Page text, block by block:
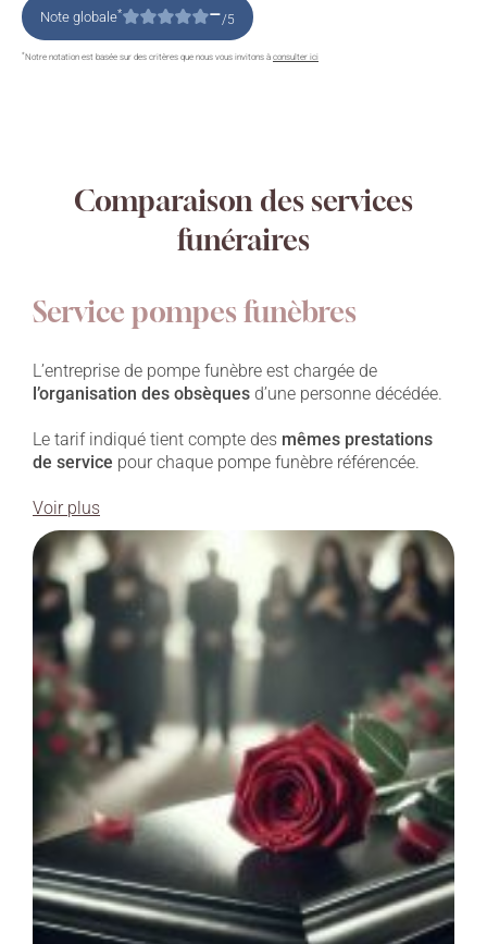
Note globale* –/5
*Notre notation est basée sur des critères que nous vous invitons à consulter ici
Comparaison des services
funéraires
Service pompes funèbres
L’entreprise de pompe funèbre est chargée de
l’organisation des obsèques d’une personne décédée.
Le tarif indiqué tient compte des mêmes prestations
de service pour chaque pompe funèbre référencée.
Voir plus